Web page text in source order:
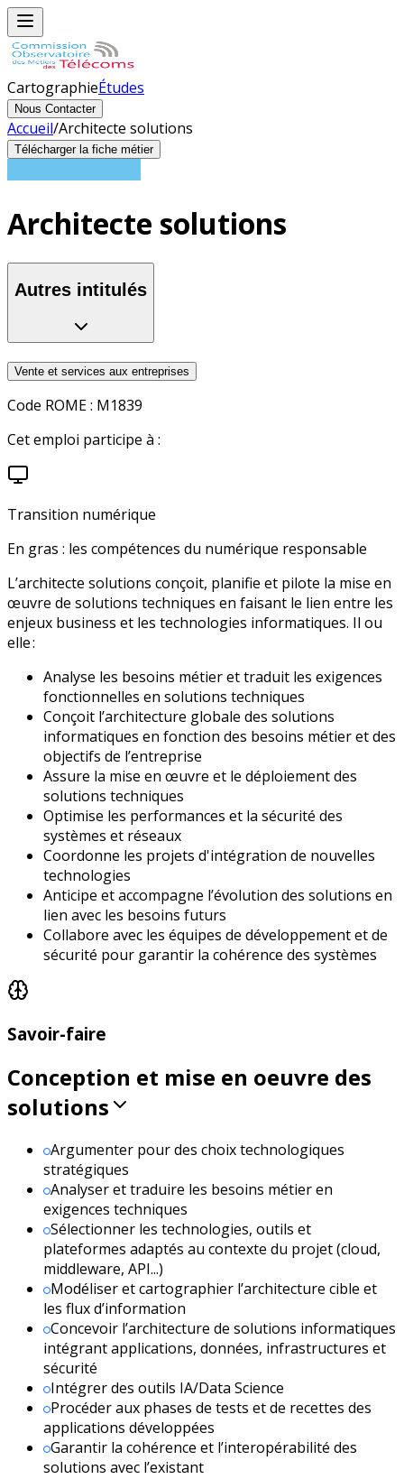
CartographieÉtudes
Nous Contacter
Accueil/Architecte solutions
Télécharger la fiche métier
Architecte solutions
Autres intitulés
Vente et services aux entreprises
Code ROME : M1839
Cet emploi participe à :
Transition numérique
En gras : les compétences du numérique responsable
L’architecte solutions conçoit, planifie et pilote la mise en
œuvre de solutions techniques en faisant le lien entre les
enjeux business et les technologies informatiques. Il ou
elle :
Analyse les besoins métier et traduit les exigences
fonctionnelles en solutions techniques
Conçoit l’architecture globale des solutions
informatiques en fonction des besoins métier et des
objectifs de l’entreprise
Assure la mise en œuvre et le déploiement des
solutions techniques
Optimise les performances et la sécurité des
systèmes et réseaux
Coordonne les projets d'intégration de nouvelles
technologies
Anticipe et accompagne l’évolution des solutions en
lien avec les besoins futurs
Collabore avec les équipes de développement et de
sécurité pour garantir la cohérence des systèmes
Savoir-faire
Conception et mise en oeuvre des
solutions
Argumenter pour des choix technologiques
stratégiques
Analyser et traduire les besoins métier en
exigences techniques
Sélectionner les technologies, outils et
plateformes adaptés au contexte du projet (cloud,
middleware, API...)
Modéliser et cartographier l’architecture cible et
les flux d’information
Concevoir l’architecture de solutions informatiques
intégrant applications, données, infrastructures et
sécurité
Intégrer des outils IA/Data Science
Procéder aux phases de tests et de recettes des
applications développées
Garantir la cohérence et l’interopérabilité des
solutions avec l’existant